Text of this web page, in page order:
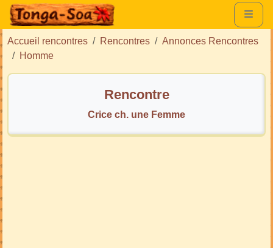
Accueil rencontres Rencontres
Annonces Rencontres
Homme
Rencontre
Crice ch. une Femme